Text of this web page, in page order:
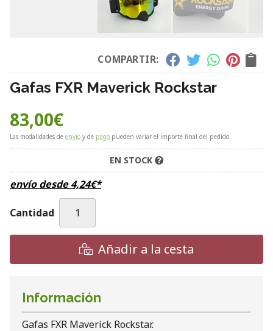
COMPARTIR:
Gafas FXR Maverick Rockstar
83,00€
Las modalidades de envío y de pago pueden variar el importe final del pedido.
EN STOCK
envío desde4,24€*
Cantidad
Añadir a la cesta
Información
Gafas FXR Maverick Rockstar.